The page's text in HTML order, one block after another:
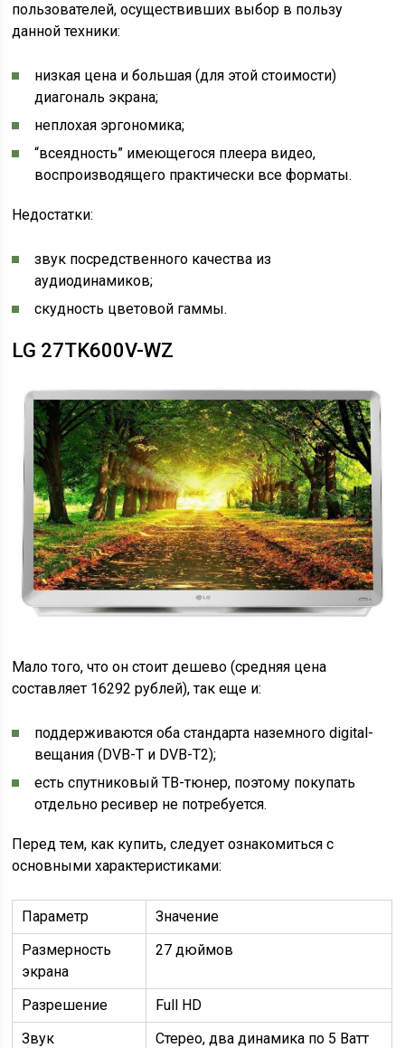
пользователей, осуществивших выбор в пользу
данной техники:
низкая цена и большая (для этой стоимости)
диагональ экрана;
неплохая эргономика;
“всеядность” имеющегося плеера видео,
воспроизводящего практически все форматы.
Недостатки:
звук посредственного качества из
аудиодинамиков;
скудность цветовой гаммы.
LG 27TK600V-WZ
Мало того, что он стоит дешево (средняя цена
составляет 16292 рублей), так еще и:
поддерживаются оба стандарта наземного digital-
вещания (DVB-T и DVB-T2);
есть спутниковый ТВ-тюнер, поэтому покупать
отдельно ресивер не потребуется.
Перед тем, как купить, следует ознакомиться с
основными характеристиками:
Параметр
Значение
Размерность
экрана
27 дюймов
Разрешение
Full HD
Звук
Стерео, два динамика по 5 Ватт